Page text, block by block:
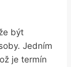
být
Jedním
je termín